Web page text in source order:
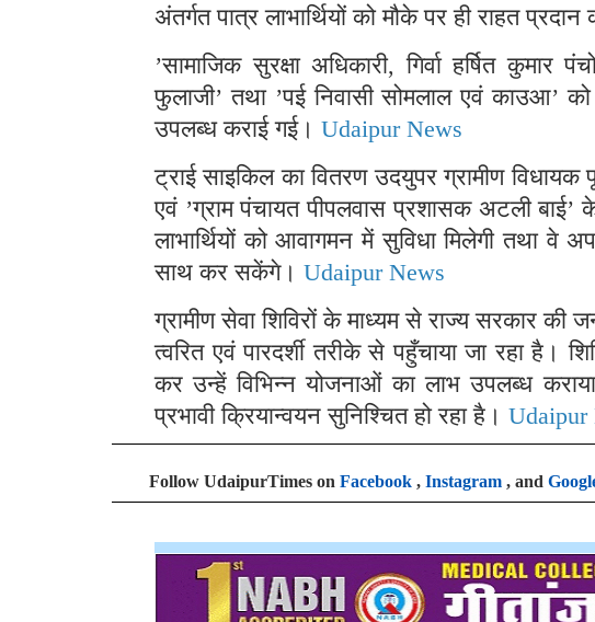
अंतर्गत पात्र लाभार्थियों को मौके पर ही राहत प्रदान
’सामाजिक सुरक्षा अधिकारी, गिर्वा हर्षित कुमार
फुलाजी’ तथा ’पई निवासी सोमलाल एवं काउआ’
उपलब्ध कराई गई। Udaipur News
ट्राई साइकिल का वितरण उदयुपर ग्रामीण
एवं ’ग्राम पंचायत पीपलवास प्रशासक अटली
लाभार्थियों को आवागमन में सुविधा मिलेगी तथा वे
साथ कर सकेंगे। Udaipur News
ग्रामीण सेवा शिविरों के माध्यम से राज्य सरकार की
त्वरित एवं पारदर्शी तरीके से पहुँचाया जा रहा
कर उन्हें विभिन्न योजनाओं का लाभ उपलब्ध
प्रभावी क्रियान्वयन सुनिश्चित हो रहा है। Udaipur
Follow UdaipurTimes on Facebook , Instagram , and